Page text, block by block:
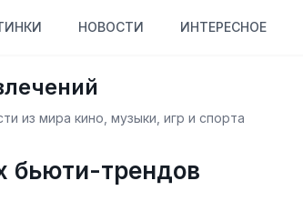
НОВОСТИ ИНТЕРЕСНОЕ
из мира кино, музыки, игр и спорта
бьюти-трендов